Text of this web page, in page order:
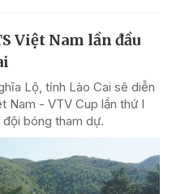
Việt Nam lần đầu
Lộ, tỉnh Lào Cai sẽ diễn
Nam - VTV Cup lần thứ I
bóng tham dự.